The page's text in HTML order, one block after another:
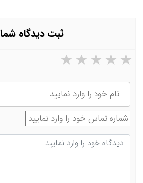
ثبت دیدگاه شما
۵ ستاره از ۵ ۴ ستاره از ۵ ۳ ستاره از ۵ ۲ ستاره از ۵
نام
شماره تماس
دیدگاه